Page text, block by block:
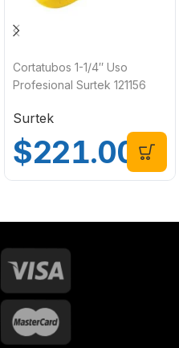
Cortatubos 1-1/4″ Uso
Profesional Surtek 121156
Surtek
$221.00